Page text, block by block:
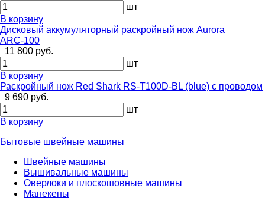
шт
В корзину
Дисковый аккумуляторный раскройный нож Aurora
ARС-100
11 800 руб.
шт
В корзину
Раскройный нож Red Shark RS-T100D-BL (blue) с проводом
9 690 руб.
шт
В корзину
Бытовые швейные машины
Швейные машины
Вышивальные машины
Оверлоки и плоскошовные машины
Манекены